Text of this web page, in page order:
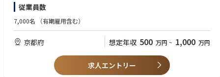
◆具体的な仕事内容に対しての期待する成果
・法令・規格の変化点を早期に把握し、製品・事業への影響をわかりやす
く整理できている
・関係部門が取るべき対応を明確にし、対応遅れや認証リスクを未然に防
止できている
ある形に整備できている
・開発・品質・製造などの関係部門と連携し、実行可能な対応方針を推進
・社内ルール、業務手順、業務フローの整備・運用に関わった経験
・法令・規格要求やリスクを論理的に整理できる力
・複雑な内容を関係者にわかりやすく説明できる力
・開発・品質・製造などの関係部門と連携して業務を進めるコミュニケー
・課題を整理し、対応方針を立てて実行に移す推進力
従業員数
7,000名 （有期雇用含む）
京都府 想定年収 500 万円 ~ 1,000 万円
求人エントリー